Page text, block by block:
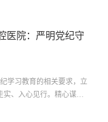
区雄安印象馆等参观学
医院：严明党纪守
学习教育的相关要求，立
实、入心见行。精心谋划